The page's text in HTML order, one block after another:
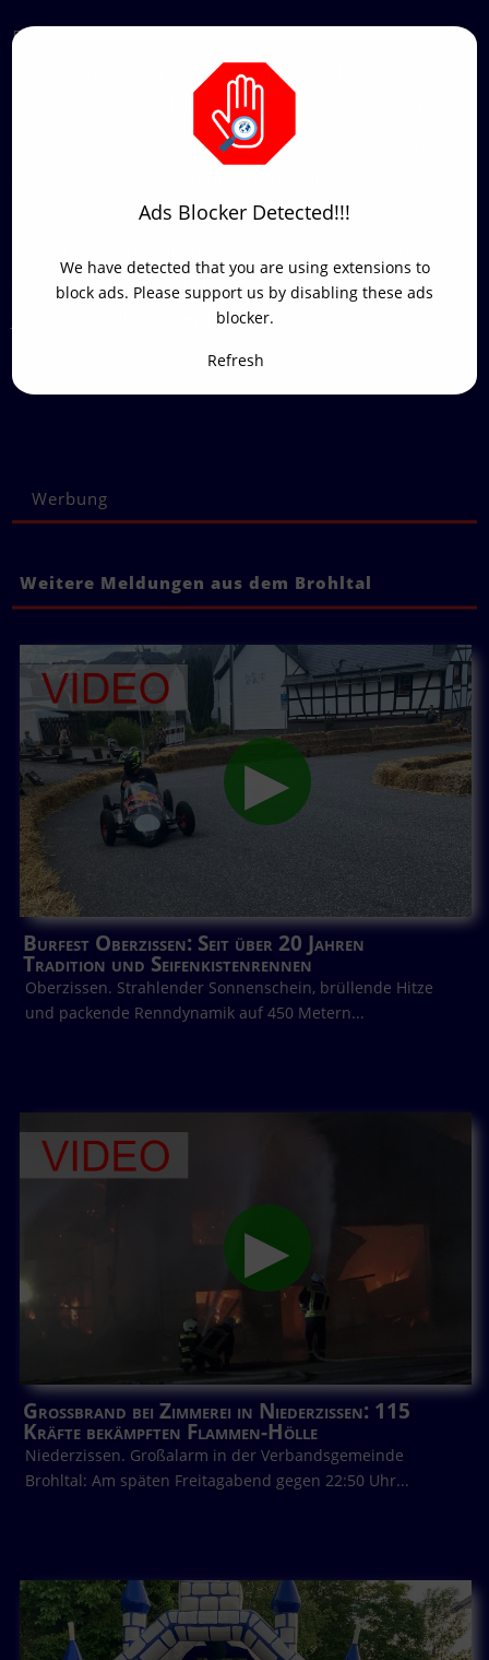
Durch den großen Zuspruch der
Vereinsmeisterschaften konnten sich ein paar
neue Spieler für den Tischtennissport begeistern.
Der SC Niederzissen freut sich stets über neue
wenn eine sich auch eine neue Anfänger-
immer dienstags und donnerstags (18
Werbung
Weitere Meldungen aus dem Brohltal
Burfest Oberzissen: Seit über 20 Jahren
Tradition und Seifenkistenrennen
Oberzissen. Strahlender Sonnenschein, brüllende Hitze
und packende Renndynamik auf 450 Metern...
Großbrand bei Zimmerei in Niederzissen: 115
Kräfte bekämpften Flammen-Hölle
Niederzissen. Großalarm in der Verbandsgemeinde
Brohltal: Am späten Freitagabend gegen 22:50 Uhr...
Ads Blocker Detected!!!
We have detected that you are using extensions to
block ads. Please support us by disabling these ads
blocker.
Refresh